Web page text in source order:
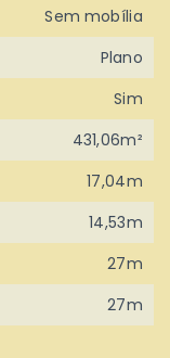
Sem mobília
Plano
Sim
431,06m²
17,04m
14,53m
27m
27m